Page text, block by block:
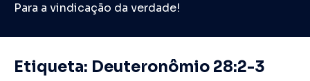
Para a vindicação da verdade!
Etiqueta: Deuteronômio 28:2-3